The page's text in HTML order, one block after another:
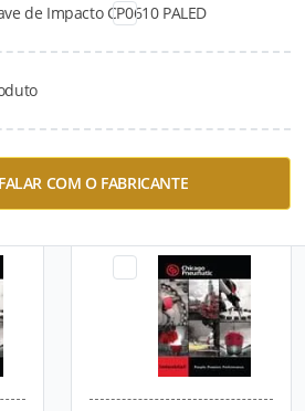
de Impacto CP0610 PALED
FALAR COM O FABRICANTE
PASED